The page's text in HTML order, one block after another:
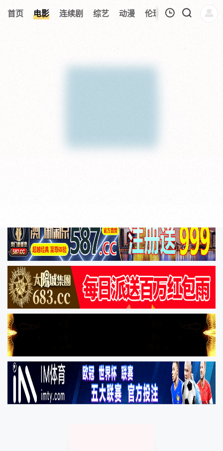
首页 电影 连续剧 综艺 动漫 伦理片 今日更新